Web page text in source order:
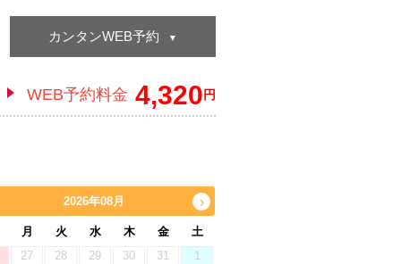
カンタンWEB予約
WEB予約料金 4,320 円
2026年08月 ›
月 火 水 木 金
土
27 28 29 30 31 1